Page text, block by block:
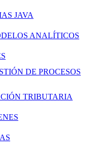
JAVA
ANALÍTICOS
DE PROCESOS
TRIBUTARIA